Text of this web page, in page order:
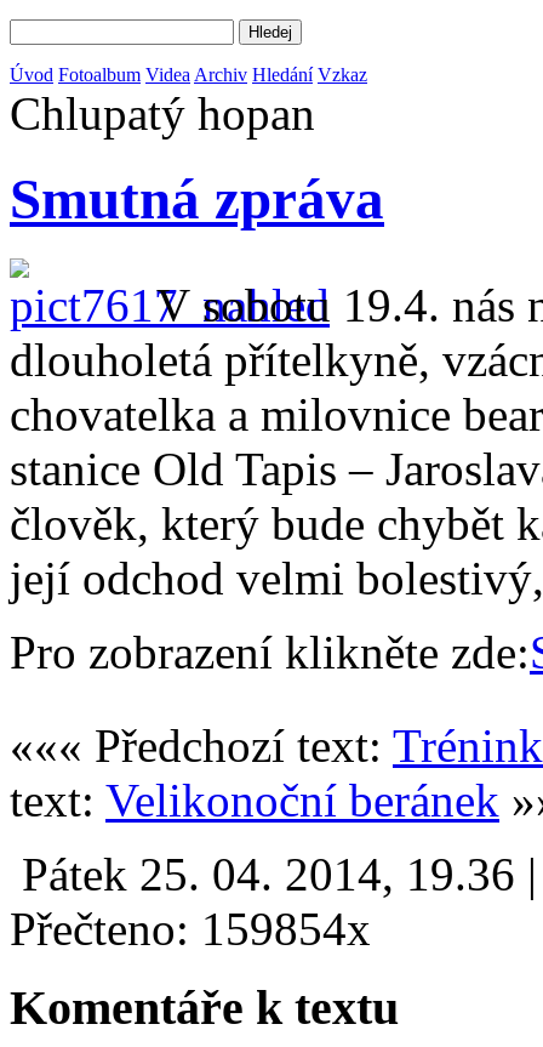
Úvod Fotoalbum Videa Archiv Hledání Vzkaz
Chlupatý hopan
Smutná zpráva
V sobotu 19.4. nás
dlouholetá přítelkyně,
chovatelka a milovnice
stanice Old Tapis –
člověk, který bude chybět
její odchod velmi
Pro zobrazení klikněte zde:
««« Předchozí text:
text: Velikonoční beránek
Pátek 25. 04. 2014, 19.36
Přečteno: 159854x
Komentáře k textu